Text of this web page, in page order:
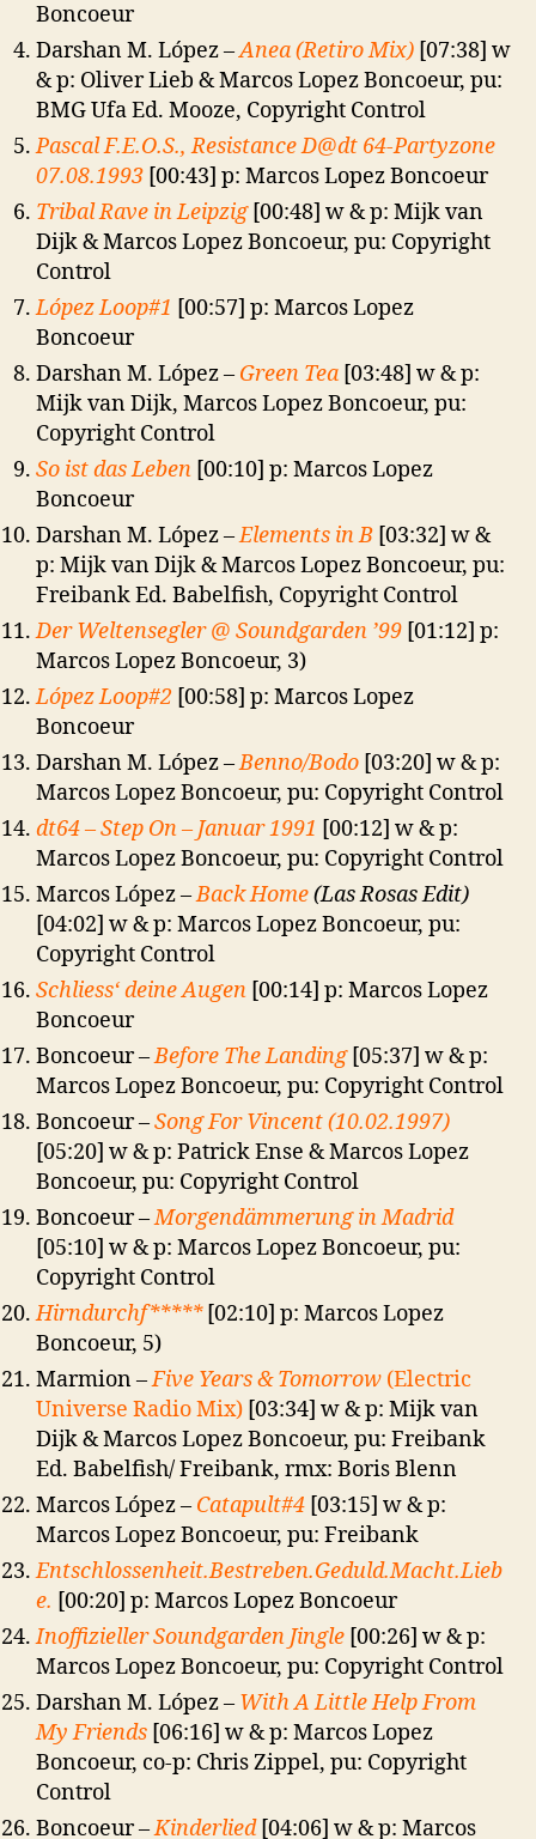
Boncoeur
Darshan M. López –Anea (Retiro Mix) [07:38] w
& p: Oliver Lieb & Marcos Lopez Boncoeur, pu:
BMG Ufa Ed. Mooze, Copyright Control
Pascal F.E.O.S., Resistance D@dt 64-Partyzone
07.08.1993 [00:43] p: Marcos Lopez Boncoeur
Tribal Rave in Leipzig[00:48] w & p: Mijk van
Dijk & Marcos Lopez Boncoeur, pu: Copyright
Control
López Loop#1 [00:57] p: Marcos Lopez
Boncoeur
Darshan M. López – Green Tea [03:48] w & p:
Mijk van Dijk, Marcos Lopez Boncoeur, pu:
Copyright Control
So ist das Leben [00:10] p: Marcos Lopez
Boncoeur
Darshan M. López –Elements in B [03:32] w &
p: Mijk van Dijk & Marcos Lopez Boncoeur, pu:
Freibank Ed. Babelfish, Copyright Control
Der Weltensegler @ Soundgarden ’99 [01:12] p:
Marcos Lopez Boncoeur, 3)
López Loop#2 [00:58] p: Marcos Lopez
Boncoeur
Darshan M. López –Benno/Bodo [03:20] w & p:
Marcos Lopez Boncoeur, pu: Copyright Control
dt64 – Step On – Januar 1991 [00:12] w & p:
Marcos Lopez Boncoeur, pu: Copyright Control
Marcos López –Back Home(Las Rosas Edit)
[04:02] w & p: Marcos Lopez Boncoeur, pu:
Copyright Control
Schliess‘ deine Augen [00:14] p: Marcos Lopez
Boncoeur
Boncoeur –Before The Landing[05:37] w & p:
Marcos Lopez Boncoeur, pu: Copyright Control
Boncoeur –Song For Vincent (10.02.1997)
[05:20] w & p: Patrick Ense & Marcos Lopez
Boncoeur, pu: Copyright Control
Boncoeur –Morgendämmerung in Madrid
[05:10] w & p: Marcos Lopez Boncoeur, pu:
Copyright Control
Hirndurchf*****[02:10] p: Marcos Lopez
Boncoeur, 5)
Marmion –Five Years & Tomorrow (Electric
Universe Radio Mix) [03:34] w & p: Mijk van
Dijk & Marcos Lopez Boncoeur, pu: Freibank
Ed. Babelfish/ Freibank, rmx: Boris Blenn
Marcos López – Catapult#4 [03:15] w & p:
Marcos Lopez Boncoeur, pu: Freibank
Entschlossenheit.Bestreben.Geduld.Macht.Lieb
e. [00:20] p: Marcos Lopez Boncoeur
Inoffizieller Soundgarden Jingle [00:26] w & p:
Marcos Lopez Boncoeur, pu: Copyright Control
Darshan M. López – With A Little Help From
My Friends [06:16] w & p: Marcos Lopez
Boncoeur, co-p: Chris Zippel, pu: Copyright
Control
Boncoeur –Kinderlied [04:06] w & p: Marcos